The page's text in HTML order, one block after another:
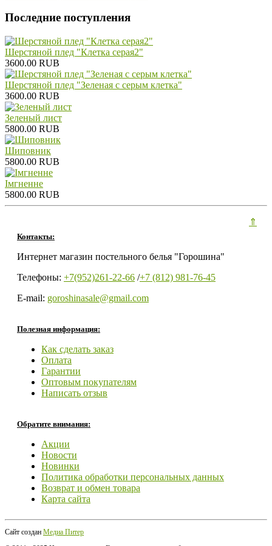
Последние поступления
Шерстяной плед "Клетка серая2"
3600.00 RUB
Шерстяной плед "Зеленая с серым клетка"
3600.00 RUB
Зеленый лист
5800.00 RUB
Шиповник
5800.00 RUB
Iмгненне
5800.00 RUB
Контакты:
Интернет магазин постельного белья "Горошина"
Телефоны: +7(952)261-22-66 /+7 (812) 981-76-45
E-mail: goroshinasale@gmail.com
Полезная информация:
Как сделать заказ
Оплата
Гарантии
Оптовым покупателям
Написать отзыв
Обратите внимания:
Акции
Новости
Новинки
Политика обработки персональных данных
Возврат и обмен товара
Карта сайта
Сайт создан Медиа Питер
⇑